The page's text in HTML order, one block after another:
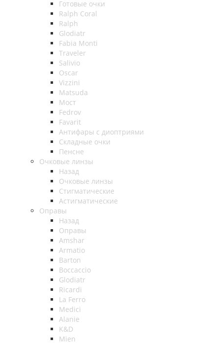
Готовые очки
Ralph Coral
Ralph
Glodiatr
Fabia Monti
Traveler
Salivio
Oscar
Vizzini
Matsuda
Мост
Fedrov
Favarit
Антифары с диоптриями
Складные очки
Пенсне
Очковые линзы
Назад
Очковые линзы
Стигматические
Астигматические
Оправы
Назад
Оправы
Amshar
Armatio
Barton
Boccaccio
Glodiatr
Ricardi
La Ferro
Medici
Alanie
K&D
Mien